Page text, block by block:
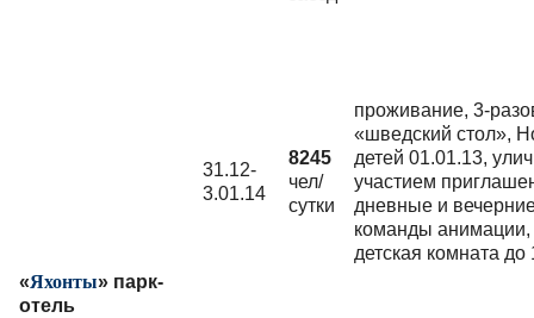
«Яхонты» парк-
отель
31.12-
3.01.14
8245
чел/
сутки
проживание, 3-
«шведский стол»,
детей 01.01.13,
участием
дневные и
команды анимации,
детская комната до